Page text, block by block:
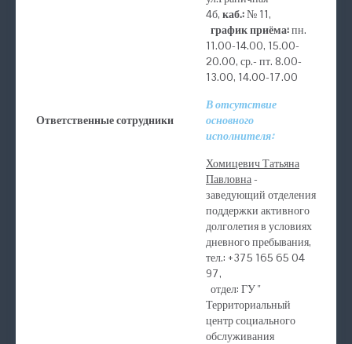
Ответственные сотрудники
4б, каб.:№ 11,
график приёма:пн.
11.00-14.00, 15.00-
20.00, ср.- пт. 8.00-
13.00, 14.00-17.00
В отсутствие
основного
исполнителя:
Хомицевич Татьяна
Павловна-
заведующий отделения
поддержки активного
долголетия в условиях
дневного пребывания,
тел.: +375 165 65 04
97,
отдел: ГУ "
Территориальный
центр социального
обслуживания